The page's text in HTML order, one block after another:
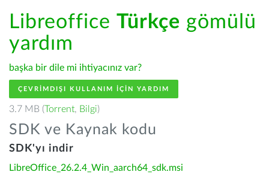
Libreoffice Türkçe gömülü
yardım
başka bir dile mi ihtiyacınız var?
ÇEVRIMDIŞI KULLANIM IÇIN YARDIM
3.7 MB (Torrent, Bilgi)
SDK ve Kaynak kodu
SDK'yı indir
LibreOffice_26.2.4_Win_aarch64_sdk.msi